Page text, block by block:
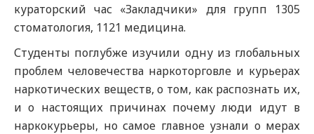
кураторский час «Закладчики» для групп 1305
стоматология, 1121 медицина.
Студенты поглубже изучили одну из глобальных
проблем человечества наркоторговле и курьерах
наркотических веществ, о том, как распознать их,
и о настоящих причинах почему люди идут в
наркокурьеры, но самое главное узнали о мерах